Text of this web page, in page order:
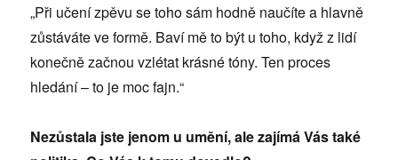
„Při učení zpěvu se toho sám hodně naučíte a hlavně
zůstáváte ve formě. Baví mě to být u toho, když z lidí
konečně začnou vzlétat krásné tóny. Ten proces
hledání – to je moc fajn.“
Nezůstala jste jenom u umění, ale zajímá Vás také